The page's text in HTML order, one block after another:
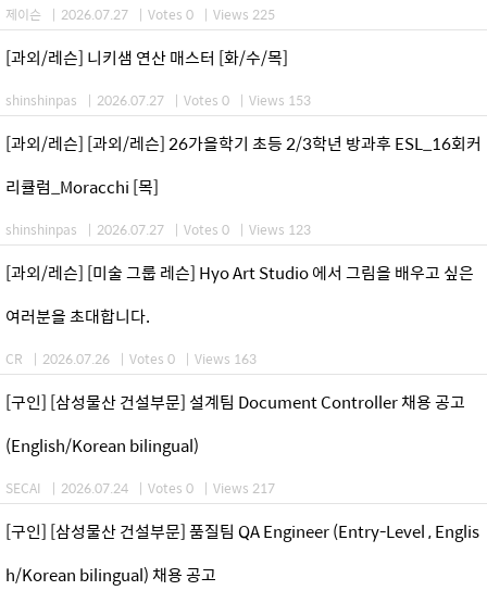
제이슨 | 2026.07.27 | Votes 0 | Views 225
[과외/레슨] 니키샘 연산 매스터 [화/수/목]
shinshinpas | 2026.07.27 | Votes 0 | Views 153
[과외/레슨] [과외/레슨] 26가을학기 초등 2/3학년 방과후 ESL_16회커
리큘럼_Moracchi [목]
shinshinpas | 2026.07.27 | Votes 0 | Views 123
[과외/레슨] [미술 그룹 레슨] Hyo Art Studio 에서 그림을 배우고 싶은
여러분을 초대합니다.
CR | 2026.07.26 | Votes 0 | Views 163
[구인] [삼성물산 건설부문] 설계팀 Document Controller 채용 공고
(English/Korean bilingual)
SECAI | 2026.07.24 | Votes 0 | Views 217
[구인] [삼성물산 건설부문] 품질팀 QA Engineer (Entry-Level , Englis
h/Korean bilingual) 채용 공고